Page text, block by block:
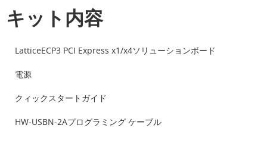
キット内容
LatticeECP3 PCI Express x1/x4ソリューションボード
電源
クィックスタートガイド
HW-USBN-2Aプログラミング ケーブル